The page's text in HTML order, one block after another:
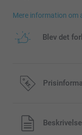
Mere information om
Blev det
Alle priser inklusive
Beskrivelse